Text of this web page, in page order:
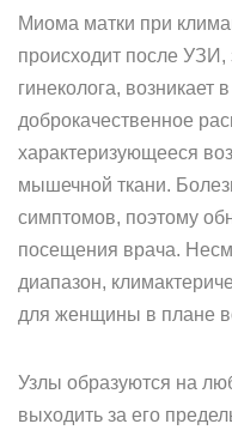
Миома матки при
происходит после УЗИ,
гинеколога, возникает
доброкачественное
характеризующееся
мышечной ткани.
симптомов, поэтому
посещения врача.
диапазон,
для женщины в плане
Узлы образуются на
выходить за его